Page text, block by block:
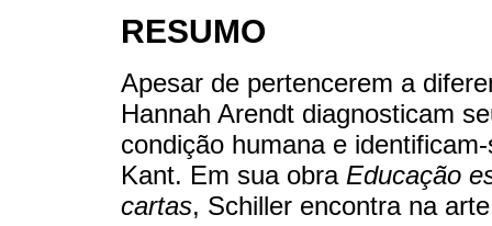
RESUMO
Apesar de pertencerem a
Hannah Arendt diagnosticam
condição humana e
Kant. Em sua obra Educação
cartas, Schiller encontra na